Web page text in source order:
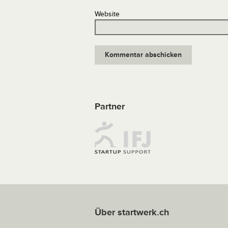
Website
Partner
Über startwerk.ch